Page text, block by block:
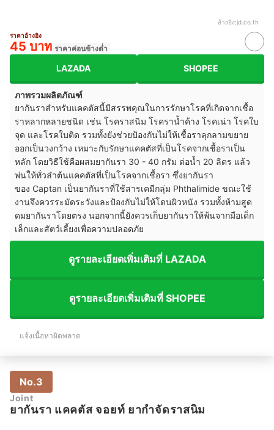
อ้างอิง:jd.co.th
ราคาอ้างอิง
45 บาท ราคาค่อนข้างต่ำ
LAZADA SHOPEE
ภาพรวมผลิตภัณฑ์
ยากันราสำหรับแคคตัสนี้มีสรรพคุณในการรักษาโรคที่เกิดจากเชื้อ
ราหลากหลายชนิด เช่น โรคราสนิม โรคราน้ำค้าง โรคเน่า โรคใบ
จุด และโรคใบติด รวมทั้งยังช่วยป้องกันไม่ให้เชื้อราลุกลามขยาย
ออกเป็นวงกว้าง เหมาะกับรักษาแคคตัสที่เป็นโรคจากเชื้อราเป็น
หลัก โดยวิธีใช้คือผสมยากันรา 30 - 40 กรัม ต่อน้ำ 20 ลิตร แล้ว
พ่นให้ทั่วลำต้นแคคตัสที่เป็นโรคจากเชื้อรา ซึ่งยากันรา
ของ Captan เป็นยากันราที่ใช้สารเคมีกลุ่ม Phthalimide ขณะใช้
งานจึงควรระมัดระวังและป้องกันไม่ให้โดนผิวหนัง รวมทั้งห้ามสูด
ดมยากันราโดยตรง นอกจากนี้ยังควรเก็บยากันราให้พ้นจากมือเด็ก
เล็กและสัตว์เลี้ยงเพื่อความปลอดภัย
ดูรายละเอียดเพิ่มเติมที่ LAZADA
ดูรายละเอียดเพิ่มเติมที่ SHOPEE
แจ้งเนื้อหาผิดพลาด
No.3
Joint
ยากันรา แคคตัส จอยท์ ยากำจัดราสนิม